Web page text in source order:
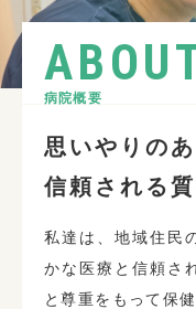
病院概要
思いやりの
信頼される
私達は、地域住民
かな医療と信頼さ
と尊重をもって保